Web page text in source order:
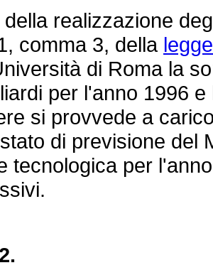
realizzazione
comma 3, della
di Roma la
per l'anno 1996
si provvede a
di previsione del
tecnologica per